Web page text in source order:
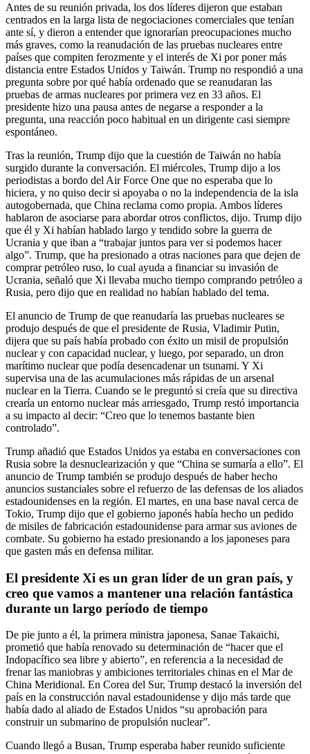
Antes de su reunión privada, los dos líderes dijeron que estaban
centrados en la larga lista de negociaciones comerciales que tenían
ante sí, y dieron a entender que ignorarían preocupaciones mucho
más graves, como la reanudación de las pruebas nucleares entre
países que compiten ferozmente y el interés de Xi por poner más
distancia entre Estados Unidos y Taiwán. Trump no respondió a una
pregunta sobre por qué había ordenado que se reanudaran las
pruebas de armas nucleares por primera vez en 33 años. El
presidente hizo una pausa antes de negarse a responder a la
pregunta, una reacción poco habitual en un dirigente casi siempre
espontáneo.
Tras la reunión, Trump dijo que la cuestión de Taiwán no había
surgido durante la conversación. El miércoles, Trump dijo a los
periodistas a bordo del Air Force One que no esperaba que lo
hiciera, y no quiso decir si apoyaba o no la independencia de la isla
autogobernada, que China reclama como propia. Ambos líderes
hablaron de asociarse para abordar otros conflictos, dijo. Trump dijo
que él y Xi habían hablado largo y tendido sobre la guerra de
Ucrania y que iban a “trabajar juntos para ver si podemos hacer
algo”. Trump, que ha presionado a otras naciones para que dejen de
comprar petróleo ruso, lo cual ayuda a financiar su invasión de
Ucrania, señaló que Xi llevaba mucho tiempo comprando petróleo a
Rusia, pero dijo que en realidad no habían hablado del tema.
El anuncio de Trump de que reanudaría las pruebas nucleares se
produjo después de que el presidente de Rusia, Vladimir Putin,
dijera que su país había probado con éxito un misil de propulsión
nuclear y con capacidad nuclear, y luego, por separado, un dron
marítimo nuclear que podía desencadenar un tsunami. Y Xi
supervisa una de las acumulaciones más rápidas de un arsenal
nuclear en la Tierra. Cuando se le preguntó si creía que su directiva
crearía un entorno nuclear más arriesgado, Trump restó importancia
a su impacto al decir: “Creo que lo tenemos bastante bien
controlado”.
Trump añadió que Estados Unidos ya estaba en conversaciones con
Rusia sobre la desnuclearización y que “China se sumaría a ello”. El
anuncio de Trump también se produjo después de haber hecho
anuncios sustanciales sobre el refuerzo de las defensas de los aliados
estadounidenses en la región. El martes, en una base naval cerca de
Tokio, Trump dijo que el gobierno japonés había hecho un pedido
de misiles de fabricación estadounidense para armar sus aviones de
combate. Su gobierno ha estado presionando a los japoneses para
que gasten más en defensa militar.
El presidente Xi es un gran líder de un gran país, y
creo que vamos a mantener una relación fantástica
durante un largo período de tiempo
De pie junto a él, la primera ministra japonesa, Sanae Takaichi,
prometió que había renovado su determinación de “hacer que el
Indopacífico sea libre y abierto”, en referencia a la necesidad de
frenar las maniobras y ambiciones territoriales chinas en el Mar de
China Meridional. En Corea del Sur, Trump destacó la inversión del
país en la construcción naval estadounidense y dijo más tarde que
había dado al aliado de Estados Unidos “su aprobación para
construir un submarino de propulsión nuclear”.
Cuando llegó a Busan, Trump esperaba haber reunido suficiente